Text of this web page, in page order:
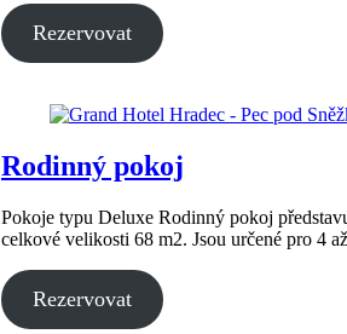
Rezervovat
Rodinný pokoj
Pokoje typu Deluxe Rodinný pokoj
celkové velikosti 68 m2. Jsou určené pro 4
Rezervovat